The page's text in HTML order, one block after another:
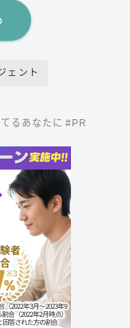
ェント
るあなたに #PR